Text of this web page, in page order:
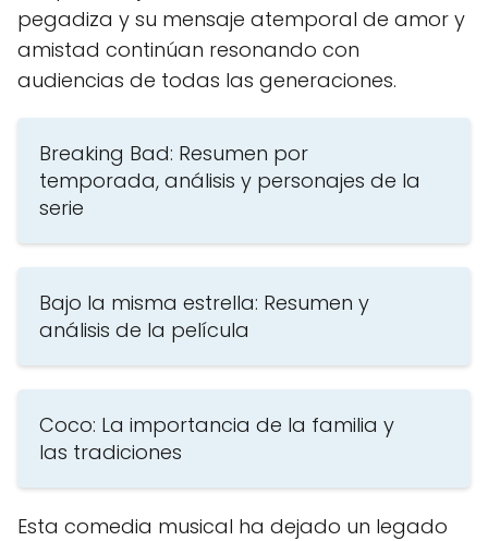
pegadiza y su mensaje atemporal de amor y
amistad continúan resonando con
audiencias de todas las generaciones.
Breaking Bad: Resumen por
temporada, análisis y personajes de la
serie
Bajo la misma estrella: Resumen y
análisis de la película
Coco: La importancia de la familia y
las tradiciones
Esta comedia musical ha dejado un legado